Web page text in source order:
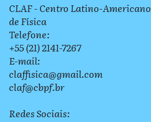
CLAF - Centro Latino-Americano
de Física
Telefone:
+55 (21) 2141-7267
E-mail:
claffisica@gmail.com
claf@cbpf.br
Redes Sociais: